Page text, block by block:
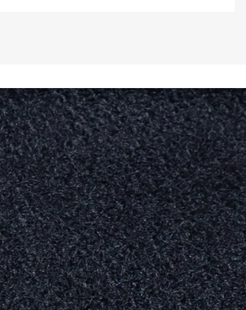
em tecido
Este material tem toque macio e
o calor corporal, expelir a
com ação antibacteriana,
contra os raios UV 50+ e ação
de ''bolinhas'' após a
e Poliamida (15%)
Tecido térmico Sense
Cetim (97% Poliéster e 3%
- processo suave